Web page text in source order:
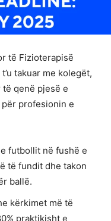
të Fizioterapisë
takuar me kolegët,
qenë pjesë e
profesionin e
futbollit në fushë e
të fundit dhe takon
ballë.
kërkimet më të
praktikisht e